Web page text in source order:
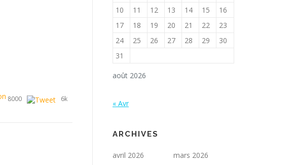
8000 6k
août 2026
10
11 12 13 14 15
16
17
18 19 20 21 22
23
24
25 26 27 28 29
30
31
« Avr
ARCHIVES
avril 2026
mars 2026